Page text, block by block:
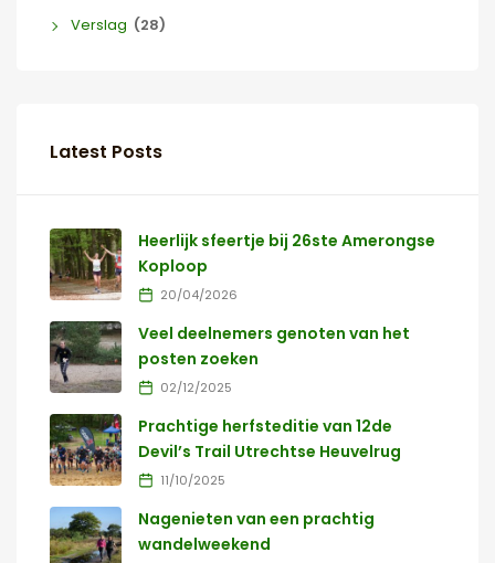
Verslag (28)
Latest Posts
Heerlijk sfeertje bij 26ste Amerongse
Koploop
20/04/2026
Veel deelnemers genoten van het
posten zoeken
02/12/2025
Prachtige herfsteditie van 12de
Devil’s Trail Utrechtse Heuvelrug
11/10/2025
Nagenieten van een prachtig
wandelweekend